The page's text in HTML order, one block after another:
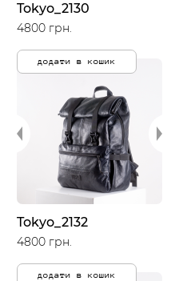
Tokyo_2130
4800 грн.
додати в кошик
Tokyo_2132
4800 грн.
додати в кошик